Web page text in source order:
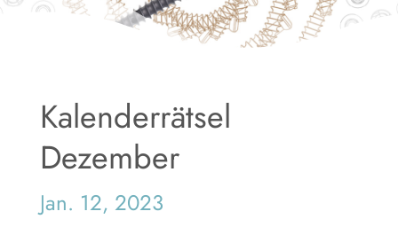
Kalenderrätsel
Dezember
Jan. 12, 2023